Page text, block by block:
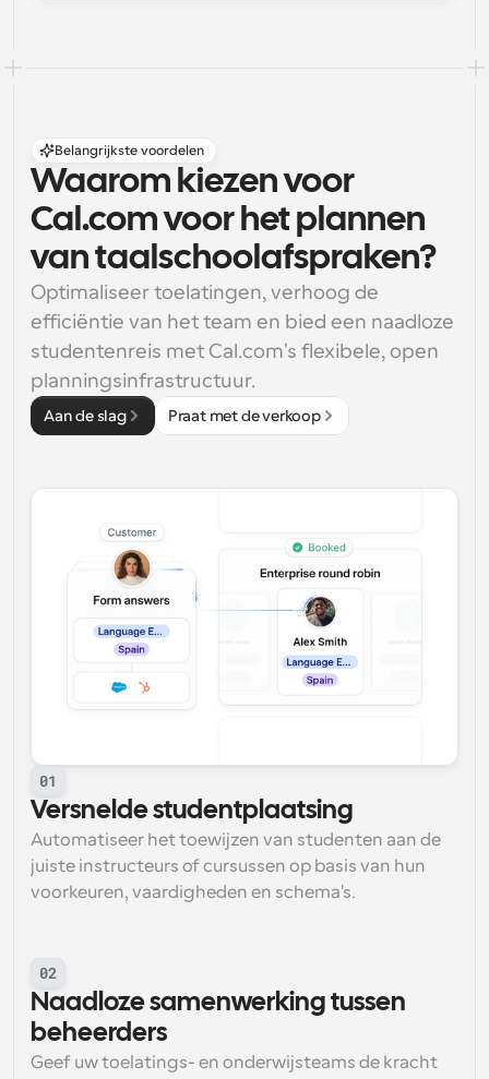
Belangrijkste voordelen
Waarom kiezen voor
Cal.com voor het plannen
van taalschoolafspraken?
Optimaliseer toelatingen, verhoog de
efficiëntie van het team en bied een naadloze
studentenreis met Cal.com's flexibele, open
planningsinfrastructuur.
Aan de slag Praat met de verkoop
01
Versnelde studentplaatsing
Automatiseer het toewijzen van studenten aan de
juiste instructeurs of cursussen op basis van hun
voorkeuren, vaardigheden en schema's.
02
Naadloze samenwerking tussen
beheerders
Geef uw toelatings- en onderwijsteams de kracht